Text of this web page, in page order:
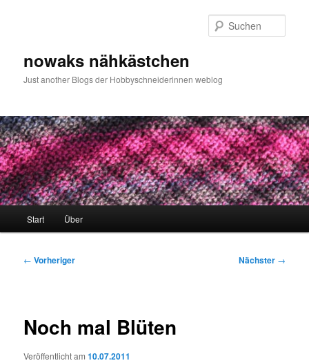
nowaks nähkästchen
Just another Blogs der Hobbyschneiderinnen weblog
Start Über
Beitragsnavigation
← Vorheriger Nächster →
Noch mal Blüten
Veröffentlicht am10.07.2011